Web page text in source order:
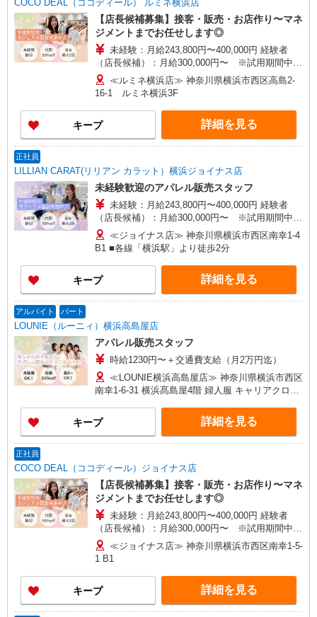
COCO DEAL（ココディール） ルミネ横浜店
【店長候補募集】接客・販売・お店作り〜マネ
ジメントまでお任せします◎
未経験：月給243,800円〜400,000円 経験者
（店長候補）：月給300,000円〜 ※試用期間中は
270,000円〜 ★固定残業手当：30,800円（月給に
含む） ※経験・能力考慮 ※固定残業時間は1ヶ月
あたり20時間、超過時は追加で残業手当支給 ※月
3万円まで交通費支給 ※試用期間（2〜3ヶ月）も
同条件 【手当】固定残業手当／資格手当／店舗職
制手当／住宅手当（実家外かつ賃貸の場合のみ別
当の種類はエリアにより異なります。詳細は面接
時にお尋ねください。
≪ルミネ横浜店≫ 神奈川県横浜市西区高島2-
16-1 ルミネ横浜3F
キープ 詳細を見る
正社員
LILLIAN CARAT(リリアン カラット）横浜ジョイナス店
未経験歓迎のアパレル販売スタッフ
未経験：月給243,800円〜400,000円 経験者
（店長候補）：月給300,000円〜 ※試用期間中は
270,000円〜 ★固定残業手当：30,800円（月給に
含む） ※経験・能力考慮 ※固定残業時間は1ヶ月
あたり20時間、超過時は追加で残業手当支給 ※月
3万円まで交通費支給 ※試用期間（2〜3ヶ月）も
同条件 【手当】固定残業手当／資格手当／店舗職
制手当／住宅手当（実家外かつ賃貸の場合のみ別
当の種類はエリアにより異なります。詳細は面接
時にお尋ねください。
≪ジョイナス店≫ 神奈川県横浜市西区南幸1-4
B1 ■各線「横浜駅」より徒歩2分
キープ 詳細を見る
アルバイト パート
LOUNIE（ルーニィ）横浜高島屋店
アパレル販売スタッフ
時給1230円〜＋交通費支給（月2万円迄）
≪LOUNIE横浜高島屋店≫ 神奈川県横浜市西区
南幸1-6-31 横浜髙島屋4階 婦人服 キャリアクロー
■横浜(ＪＲ横須賀線)2番口(約1分) ■横浜(ＪＲ京浜
東北線)2番口(約1分)
キープ 詳細を見る
正社員
COCO DEAL（ココディール）ジョイナス店
【店長候補募集】接客・販売・お店作り〜マネ
ジメントまでお任せします◎
未経験：月給243,800円〜400,000円 経験者
（店長候補）：月給300,000円〜 ※試用期間中は
270,000円〜 ★固定残業手当：30,800円（月給に
含む） ※経験・能力考慮 ※固定残業時間は1ヶ月
3万円まで交通費支給 ※試用期間（2〜3ヶ月）も
同条件 【手当】固定残業手当／資格手当／店舗職
制手当／住宅手当（実家外かつ賃貸の場合のみ別
≪ジョイナス店≫ 神奈川県横浜市西区南幸1-5-
1 B1
キープ 詳細を見る